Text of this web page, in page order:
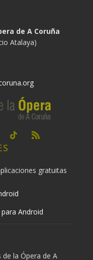
de A Coruña
Atalaya)
gratuitas
Android
la Ópera de A